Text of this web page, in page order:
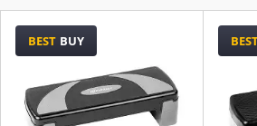
BEST BUY